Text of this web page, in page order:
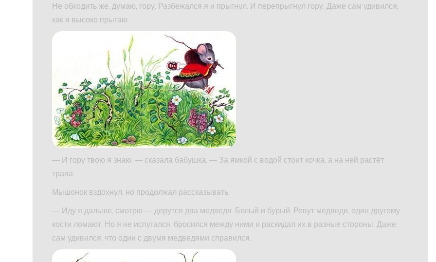
Не обходить же, думаю, гору. Разбежался я и прыгнул. И перепрыгнул гору. Даже сам удивился,
как я высоко прыгаю.
— И гору твою я знаю, — сказала бабушка. — За ямкой с водой стоит кочка, а на ней растёт
трава.
Мышонок вздохнул, но продолжал рассказывать.
— Иду я дальше, смотрю — дерутся два медведя. Белый и бурый. Ревут медведи, один другому
кости ломают. Но я не испугался, бросился между ними и раскидал их в разные стороны. Даже
сам удивился, что один с двумя медведями справился.